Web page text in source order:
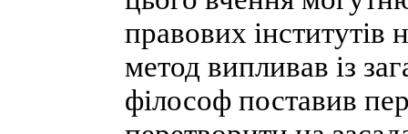
правових
метод випливав із
філософ поставив